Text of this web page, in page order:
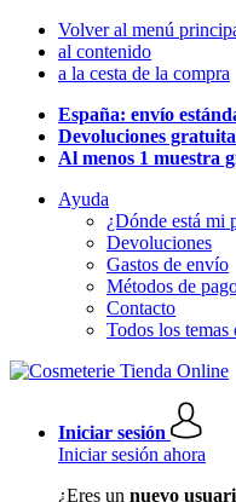
Volver al menú
al contenido
a la cesta de la compra
España: envío
Devoluciones
Al menos 1 muestra
Ayuda
¿Dónde está mi
Devoluciones
Gastos de envío
Métodos de
Contacto
Todos los
Iniciar sesión
Iniciar sesión ahora
¿Eres un nuevo